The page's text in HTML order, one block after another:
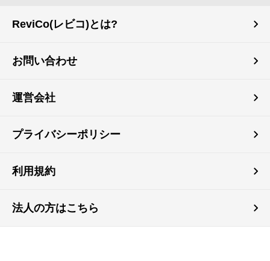
ReviCo(レビコ)とは?
お問い合わせ
運営会社
プライバシーポリシー
利用規約
法人の方はこちら